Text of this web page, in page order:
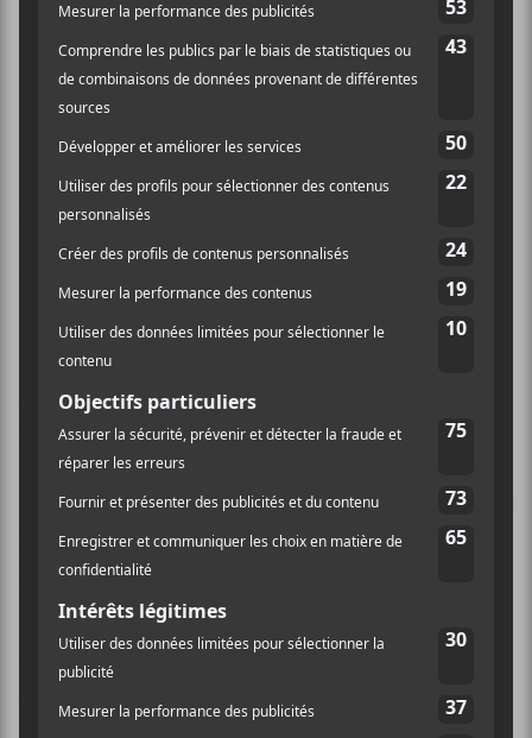
Une erreur de la ville à l’origine du
litige
Une erreur administrative qui a permis à Pierre-Yves
Beaudoin de transformer un local commercial en
habitation était à l’origine des problèmes. Ayant créé
un logement attenant au mur de La Tulipe, il se
plaignait du bruit élevé généré par l’établissement.
Dans sa cause, il justifiait sa demande parce qu’il
attribuait à La Tulipe le statut de discothèque plutôt
que de salle de spectacle. Une interprétation qui avait
été retenue par un jugement en 2024. Cela avait forcé
la fermeture de La Tulipe, n’étant plus viable.
L’administration de l’arrondissement du Plateau-
Mont-Royal a donc modifié son règlement sur le bruit
pour en exclure les bars et les discothèques et ainsi
protéger les bars-spectacles ou les salles alternatives de
telles situations.
Est-ce que cela permettra à La Tulipe de renaître de ses
cendres? Seul l’avenir nous le dira.